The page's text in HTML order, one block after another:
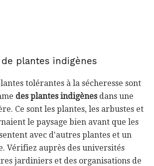
plantes indigènes
tolérantes à la sécheresse sont
des plantes indigènesdans une
Ce sont les plantes, les arbustes et
le paysage bien avant que les
avec d'autres plantes et un
Vérifiez auprès des universités
jardiniers et des organisations de